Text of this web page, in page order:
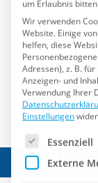
Wir verwenden
Website. Einige
helfen, diese
Adressen), z. B.
Anzeigen- und
Verwendung Ihrer
Einstellungen
Es folgt eine
Externe